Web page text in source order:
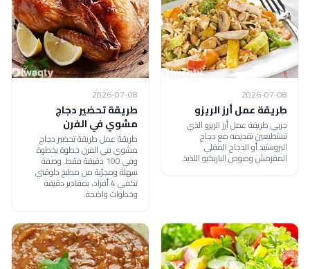
2026-07-08
طريقة عمل أرز الريزو
جربي طريقة عمل أرز الريزو الذي
تستطيعين تقديمه مع دجاج
البروستيد أو الدجاج المقلي
المقرمش وصوص الباربكيو اللذيذ.
2026-07-08
طريقة تحضير دجاج
مشوي في الفرن
طريقة عمل طريقة تحضير دجاج
مشوي في الفرن خطوة بخطوة
وفي 100 دقيقة فقط. وصفة
سهلة ومجرّبة من مطبخ دلوقتي
تكفي 4 أفراد، بمقادير دقيقة
وخطوات واضحة.